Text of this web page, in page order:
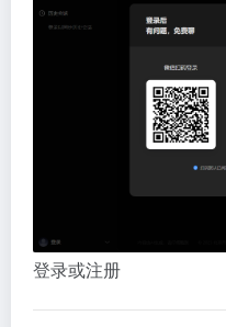
登录或注册